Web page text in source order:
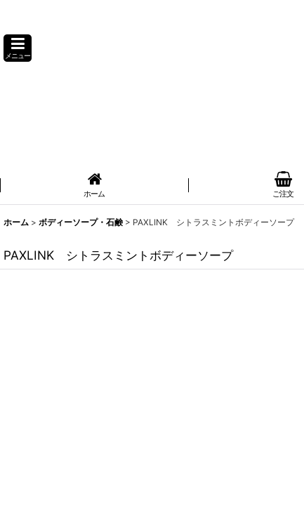
メニュー
ホーム ご注文
ホーム > ボディーソープ・石鹸 > PAXLINK シトラスミントボディーソープ
PAXLINK シトラスミントボディーソープ